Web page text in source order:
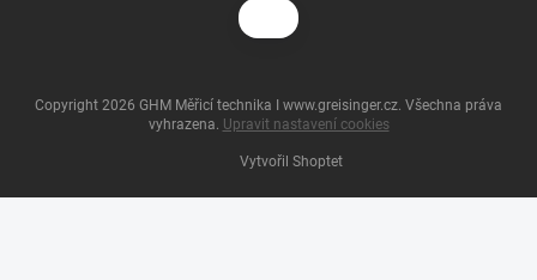
Vytvořil Shoptet
Copyright 2026 GHM Měřicí technika I www.greisinger.cz . Všechna práva
vyhrazena. Upravit nastavení cookies